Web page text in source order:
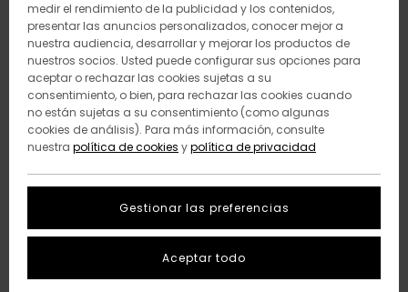
medir el rendimiento de la publicidad y los contenidos,
presentar las anuncios personalizados, conocer mejor a
nuestra audiencia, desarrollar y mejorar los productos de
nuestros socios. Usted puede configurar sus opciones para
aceptar o rechazar las cookies sujetas a su
consentimiento, o bien, para rechazar las cookies cuando
no están sujetas a su consentimiento (como algunas
cookies de análisis). Para más información, consulte
nuestra política de cookies ypolítica de privacidad
Gestionar las preferencias
Aceptar todo